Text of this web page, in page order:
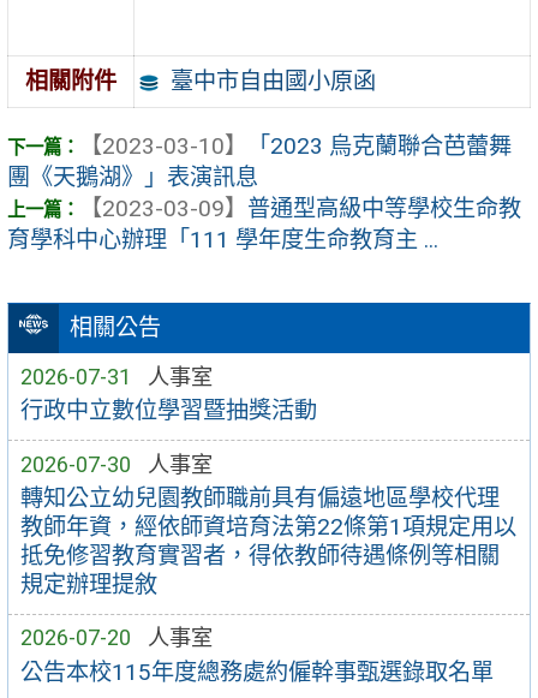
相關公告
2026-07-31 人事室
行政中立數位學習暨抽獎活動
2026-07-30 人事室
轉知公立幼兒園教師職前具有偏遠地區學校代理
教師年資，經依師資培育法第22條第1項規定用以
抵免修習教育實習者，得依教師待遇條例等相關
規定辦理提敘
2026-07-20 人事室
公告本校115年度總務處約僱幹事甄選錄取名單
相關附件 臺中市自由國小原函
【2023-03-10】
「2023 烏克蘭聯合芭蕾舞
團《天鵝湖》」表演訊息
【2023-03-09】 普通型高級中等學校生命教
育學科中心辦理「111 學年度生命教育主 ...